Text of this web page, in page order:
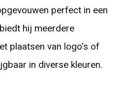
perfect in een
hij meerdere
plaatsen van logo's of
in diverse kleuren.